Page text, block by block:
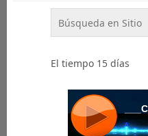
El tiempo 15 días